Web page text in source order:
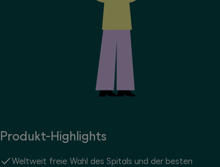
Produkt-Highlights
Weltweit freie Wahl des Spitals und der besten